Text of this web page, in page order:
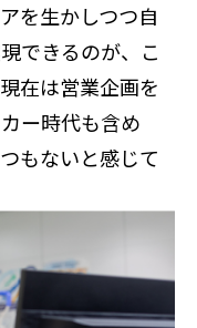
を生かしつつ自
できるのが、こ
在は営業企画を
ー時代も含め
もないと感じて